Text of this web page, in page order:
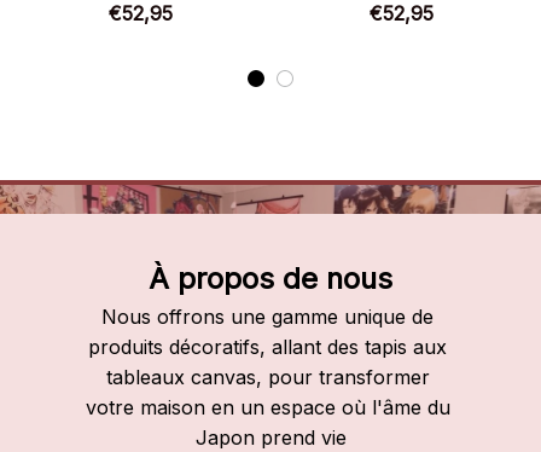
€52,95
€52,95
À propos de nous
Nous offrons une gamme unique de
produits décoratifs, allant des tapis aux
tableaux canvas, pour transformer
votre maison en un espace où l'âme du
Japon prend vie